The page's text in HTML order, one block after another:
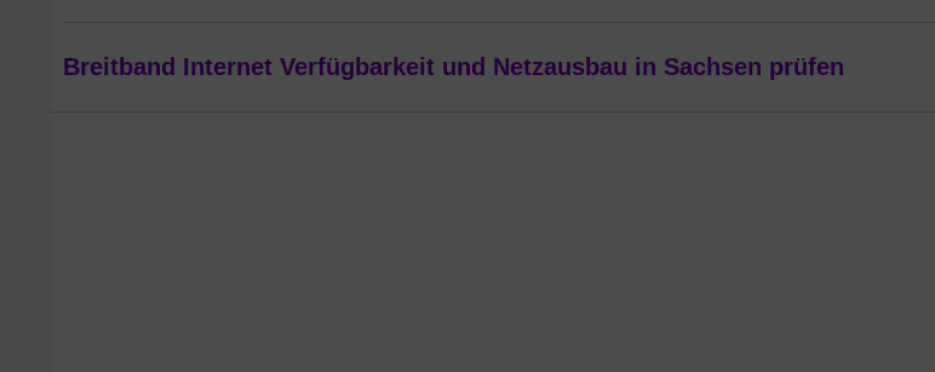
Breitband Internet Verfügbarkeit und Netzausbau in Sachsen prüfen